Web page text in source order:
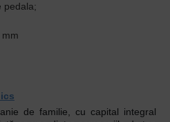
pedala;
de familie, cu capital integral